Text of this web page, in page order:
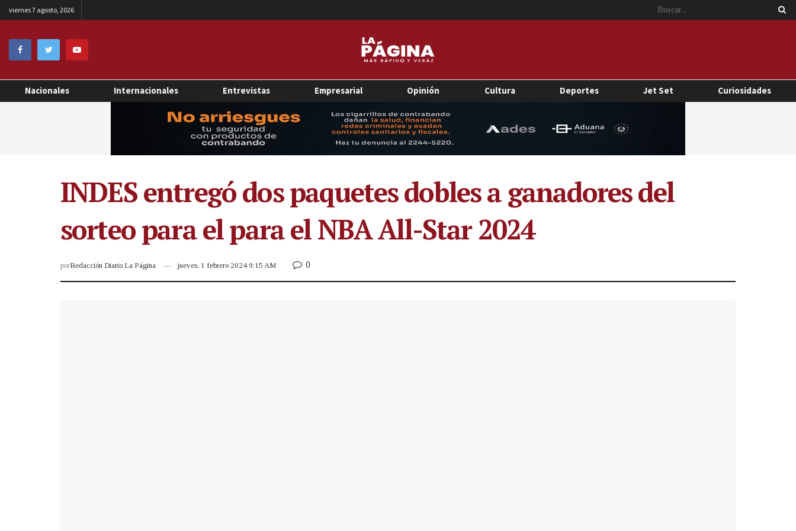
viernes 7 agosto, 2026
Nacionales Internacionales Entrevistas Empresarial Opinión Cultura Deportes Jet Set Curiosidades
INDES entregó dos paquetes dobles a ganadores del
sorteo para el para el NBA All-Star 2024
porRedacción Diario La Página jueves, 1 febrero 2024 9:15 AM 0